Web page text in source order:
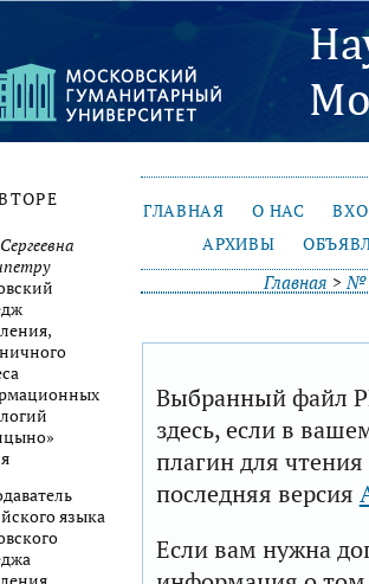
языка
ГЛАВНАЯ О НАС
АРХИВЫ
Главная >№
Выбранный файл
здесь, если в
плагин для
последняя версия
Если вам нужна